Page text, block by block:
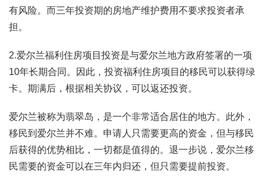
有风险。而三年投资期的房地产维护费用不要求投资者承
担。
2.爱尔兰福利住房项目投资是与爱尔兰地方政府签署的一项
10年长期合同。因此，投资福利住房项目的移民可以获得绿
卡。期满后，根据相关协议，可以返还投资。
爱尔兰被称为翡翠岛，是一个非常适合居住的地方。此外，
移民到爱尔兰并不难。申请人只需要更高的资金，但与移民
后获得的优势相比，一切都是值得的。退一步说，爱尔兰移
民需要的资金可以在三年内归还，但只需要提前投资。